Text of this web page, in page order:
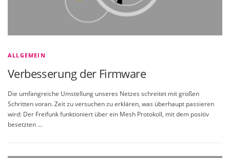
ALLGEMEIN
Verbesserung der Firmware
Die umfangreiche Umstellung unseres Netzes schreitet mit großen
Schritten voran. Zeit zu versuchen zu erklären, was überhaupt passieren
wird: Der Freifunk funktioniert über ein Mesh Protokoll, mit dem positiv
besetzten …